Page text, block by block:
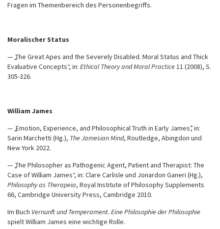
Fragen im Themenbereich des Personenbegriffs.
Moralischer Status
— „The Great Apes and the Severely Disabled. Moral Status and Thick
Evaluative Concepts“, in: Ethical Theory and Moral Practice11 (2008), S.
305-326.
William James
— „Emotion, Experience, and Philosophical Truth in Early James”, in:
Sarin Marchetti (Hg.), The Jamesian Mind, Routledge, Abingdon und
New York 2022.
— „The Philosopher as Pathogenic Agent, Patient and Therapist: The
Case of William James“, in: Clare Carlisle und Jonardon Ganeri (Hg.),
Philosophy as Therapeia, Royal Institute of Philosophy Supplements
66, Cambridge University Press, Cambridge 2010.
Im Buch Vernunft und Temperament. Eine Philosophie der Philosophie
spielt William James eine wichtige Rolle.